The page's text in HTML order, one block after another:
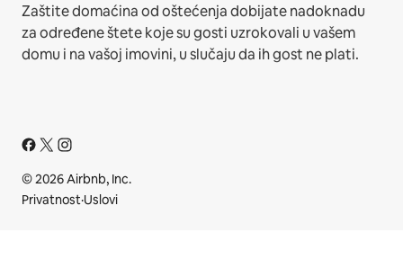
Zaštite domaćina od oštećenja dobijate nadoknadu
za određene štete koje su gosti uzrokovali u vašem
domu i na vašoj imovini, u slučaju da ih gost ne plati.
© 2026 Airbnb, Inc.
Privatnost·Uslovi